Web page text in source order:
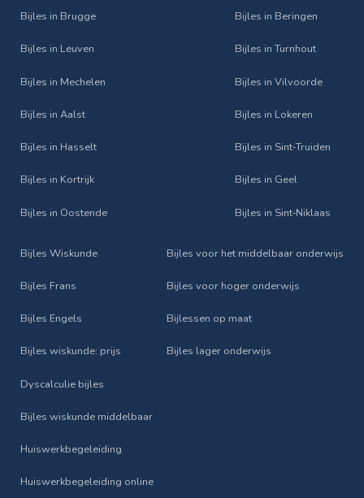
Bijles in Brugge
Bijles in Leuven
Bijles in Mechelen
Bijles in Aalst
Bijles in Hasselt
Bijles in Kortrijk
Bijles in Oostende
Bijles in Beringen
Bijles in Turnhout
Bijles in Vilvoorde
Bijles in Lokeren
Bijles in Sint‑Truiden
Bijles in Geel
Bijles in Sint‑Niklaas
Bijles Wiskunde
Bijles Frans
Bijles Engels
Bijles wiskunde: prijs
Dyscalculie bijles
Bijles wiskunde middelbaar
Huiswerkbegeleiding
Huiswerkbegeleiding online
Bijles voor het middelbaar onderwijs
Bijles voor hoger onderwijs
Bijlessen op maat
Bijles lager onderwijs